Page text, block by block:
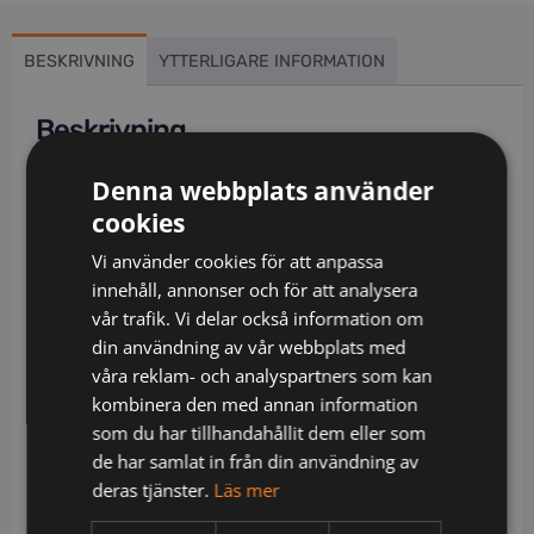
BESKRIVNING YTTERLIGARE INFORMATION
Beskrivning
Återvunnen polyester och ekologisk bomull /
Miljödeklarerad (EPD) / Ribbstickade stretchpartier i
midjan / Dold knapp fram / 2 löst hängande
CORDURA®-förstärkta spikfickor – den ena med 3
mindre fickor och verktygshällor och den andra
med extra ficka / 2 framfickor / 2 bakfickor / Dubbel
förstärkt grensöm / Hammarhank / CORDURA®-
förstärkt tumstocksficka med verktygsficka,
pennficka samt knapp och hälla för kniv / Benficka
med tryckknapp, ficka med lock och kardborrelås
samt D-ring / Knäfickor i CORDURA® med öppning
inifrån / Knäskydden i knäfickorna kan höjdjusteras
/ CORDURA®-förstärkning i benslut / Benlängden
Denna webbplats använder
cookies
Vi använder cookies för att anpassa
innehåll, annonser och för att analysera
vår trafik. Vi delar också information om
din användning av vår webbplats med
våra reklam- och analyspartners som kan
kombinera den med annan information
som du har tillhandahållit dem eller som
de har samlat in från din användning av
deras tjänster. Läs mer